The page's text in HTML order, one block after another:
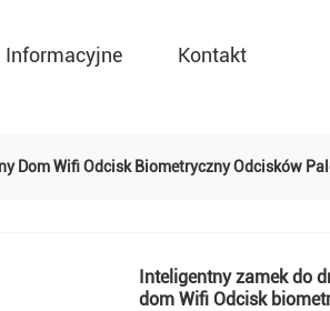
Informacyjne Kontakt
Dom Wifi Odcisk Biometryczny Odcisków
Inteligentny zamek do
dom Wifi Odcisk